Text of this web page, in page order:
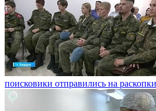
поисковики отправились на